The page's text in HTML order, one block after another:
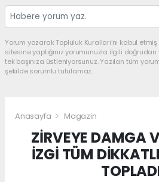
Yorum yazarak Topluluk Kuralları’nı kabul
sitesine yaptığınız yorumunuzla ilgili
tek başınıza üstleniyorsunuz. Yazılan tüm
şekilde sorumlu tutulamaz.
Anasayfa Magazin
ZİRVEYE DAMGA
İZGİ TÜM